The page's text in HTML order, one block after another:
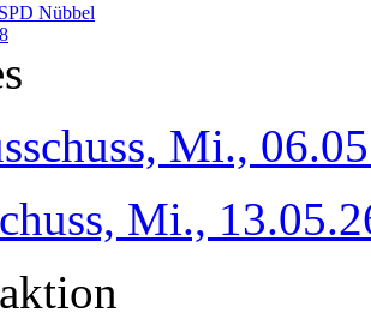
Nübbel
Mi.,
Mi.,